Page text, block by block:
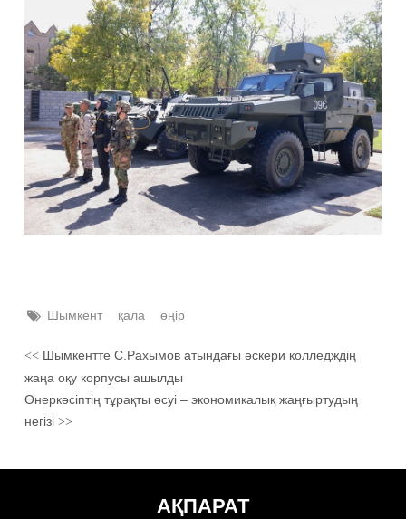
Шымкент қала өңір
<<Шымкентте C.Рахымов атындағы әскери колледждің
жаңа оқу корпусы ашылды
Өнеркәсіптің тұрақты өсуі – экономикалық жаңғыртудың
негізі >>
АҚПАРАТ